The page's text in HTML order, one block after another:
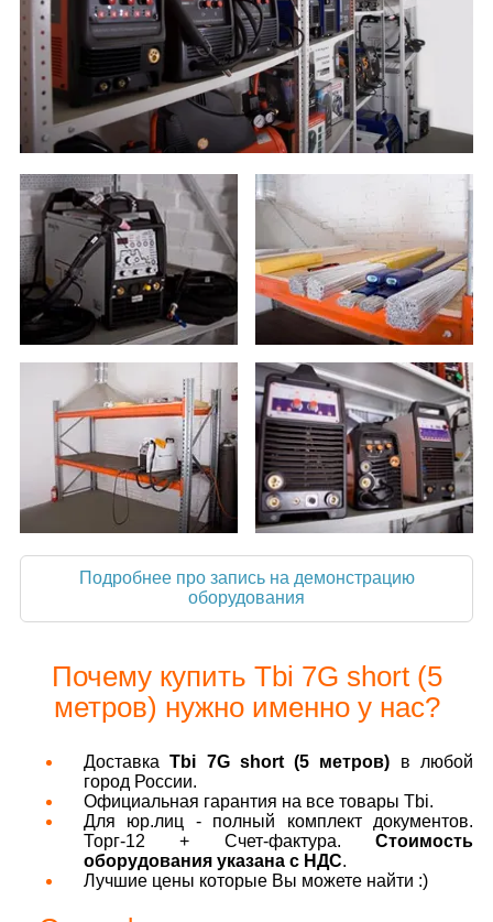
Подробнее про запись на демонстрацию
оборудования
Почему купить Tbi 7G short (5
метров) нужно именно у нас?
ДоставкаTbi 7G short (5 метров) в любой
город России.
Официальная гарантия на все товары Tbi.
Для юр.лиц - полный комплект документов.
Торг-12 + Счет-фактура. Стоимость
оборудования указана с НДС.
Лучшие цены которые Вы можете найти :)